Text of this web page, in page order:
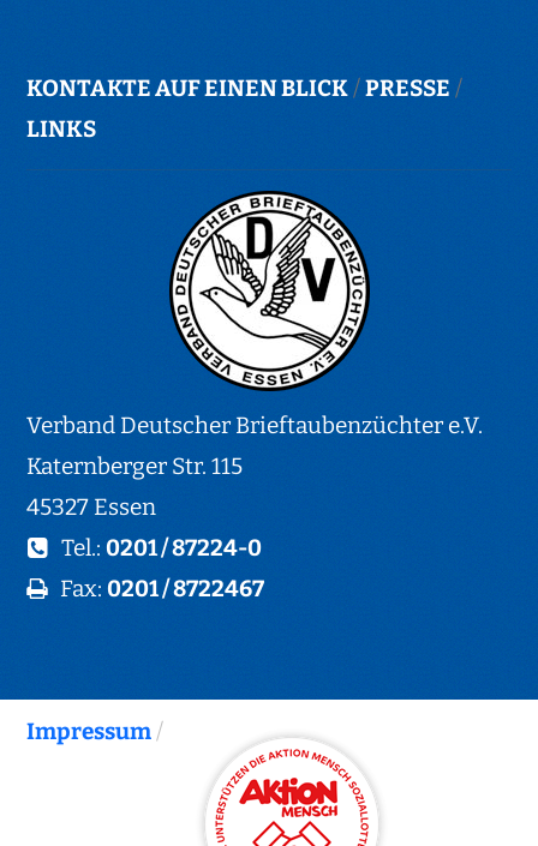
KONTAKTE AUF EINEN BLICK/PRESSE /
LINKS
Verband Deutscher Brieftaubenzüchter e.V.
Katernberger Str. 115
45327 Essen
Tel.:0201 / 87224-0
Fax:0201 / 8722467
Impressum/